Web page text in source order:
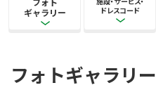
ギャラリー
ドレスコード
フォトギャラリー